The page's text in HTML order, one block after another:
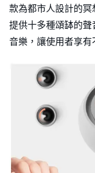
款為都市人設計的冥
提供十多種頌缽的
音樂，讓使用者享有